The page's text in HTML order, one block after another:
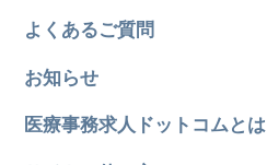
よくあるご質問
お知らせ
医療事務求人ドットコムとは